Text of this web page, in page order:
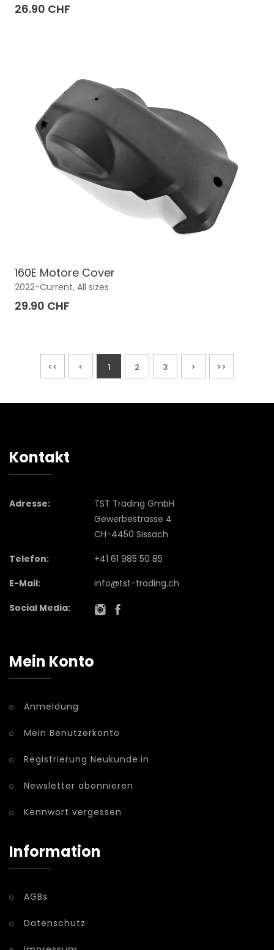
26.90 CHF
160E Motore Cover
2022-Current, All sizes
29.90 CHF
<< < 1 2 3 > >>
Kontakt
Adresse:
TST Trading GmbH
Gewerbestrasse 4
CH-4450 Sissach
Telefon:
+41 61 985 50 85
E-Mail:
info@tst-trading.ch
Social Media:
Mein Konto
Anmeldung
Mein Benutzerkonto
Registrierung Neukunde:in
Newsletter abonnieren
Kennwort vergessen
Information
AGBs
Datenschutz